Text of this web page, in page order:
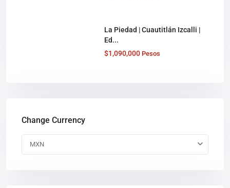
La Piedad | Cuautitlán Izcalli |
Ed...
$1,090,000 Pesos
Change Currency
MXN